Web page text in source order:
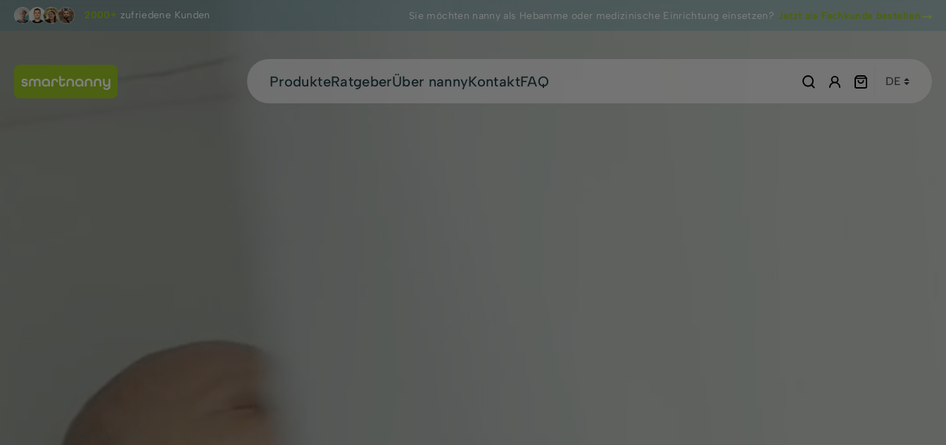
2000+ zufriedene Kunden Sie möchten nanny als Hebamme oder medizinische Einrichtung einsetzen? Jetzt als Fachkunde bestellen
ProdukteRatgeberÜber nannyKontaktFAQ